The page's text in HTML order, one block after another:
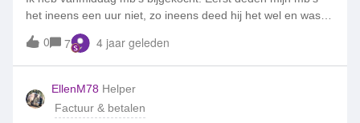
het ineens een uur niet, zo ineens deed hij het wel en was
binnen 30 sec mijn bijgekochte mb's op. Ik had niks open
staan en er was niks aan het downloaden, nu wil ik de
klantenservice vragen hoe dat werkt, krijg ik z'n computer
waar ik niks geen steek verder mee kom, iemand een idee
wat ik hiermee kan doen? Ik moet nu dus betalen voor mb’s
die ik niet heb kunnen gebruiken…
0 7 4 jaar geleden
EllenM78 Helper
Factuur & betalen